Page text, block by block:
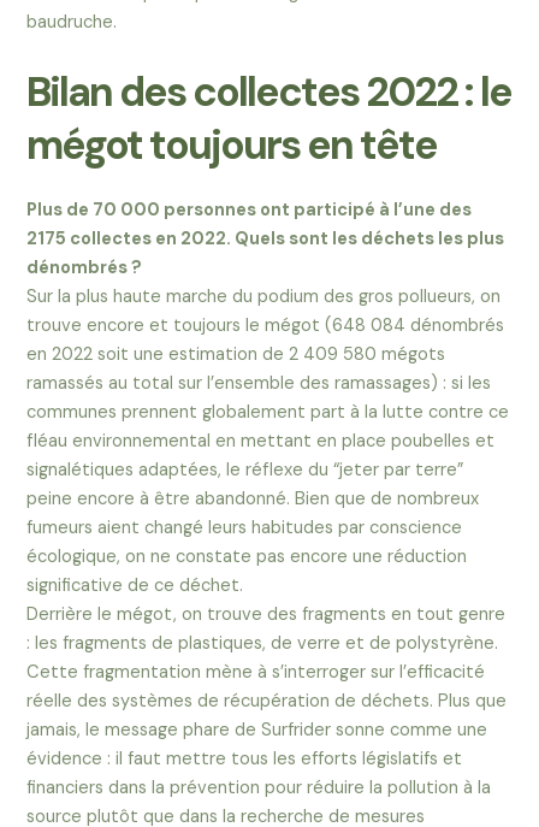
baudruche.
Bilan des collectes 2022 : le
mégot toujours en tête
Plus de 70 000 personnes ont participé à l’une des
2175 collectes en 2022. Quels sont les déchets les plus
dénombrés ?
Sur la plus haute marche du podium des gros pollueurs, on
trouve encore et toujours le mégot (648 084 dénombrés
en 2022 soit une estimation de 2 409 580 mégots
ramassés au total sur l’ensemble des ramassages) : si les
communes prennent globalement part à la lutte contre ce
fléau environnemental en mettant en place poubelles et
signalétiques adaptées, le réflexe du “jeter par terre”
peine encore à être abandonné. Bien que de nombreux
fumeurs aient changé leurs habitudes par conscience
écologique, on ne constate pas encore une réduction
significative de ce déchet.
Derrière le mégot, on trouve des fragments en tout genre
: les fragments de plastiques, de verre et de polystyrène.
Cette fragmentation mène à s’interroger sur l’efficacité
réelle des systèmes de récupération de déchets. Plus que
jamais, le message phare de Surfrider sonne comme une
évidence : il faut mettre tous les efforts législatifs et
financiers dans la prévention pour réduire la pollution à la
source plutôt que dans la recherche de mesures